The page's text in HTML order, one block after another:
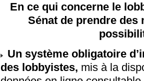
En ce qui concerne le
Sénat de prendre
Un système obligatoire
des lobbyistes, mis à la